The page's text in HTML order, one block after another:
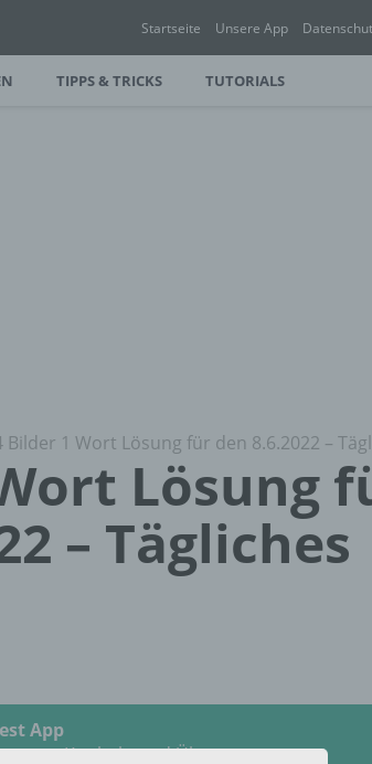
Startseite Unsere App
TIPPS & TRICKS TUTORIALS
Bilder 1 Wort Lösung für den 8.6.2022 –
Lösung
– Tägliches
App
zum Knobeln und Üben